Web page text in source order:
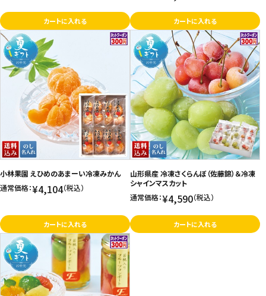
セール
フードロス
ペット用品
SHOP GUIDE
ご利用ガイド
お問い合わせ
特定商取引法表示について
利用規約
会社概要
カートに入れる カートに入れる
小林果園 えひめのあまーい冷凍みかん
通常価格：¥4,104（税込）
カートに入れる
山形県産 冷凍さくらんぼ（佐藤錦）＆冷凍
シャインマスカット
通常価格：¥4,590（税込）
カートに入れる